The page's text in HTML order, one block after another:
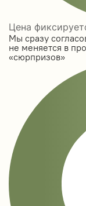
Цена
Мы сразу
не меняется в
«сюрпризов»